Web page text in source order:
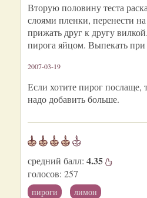
Вторую половину теста
слоями пленки, перенести
прижать друг к другу
пирога яйцом. Выпекать
2007-03-19
Если хотите пирог послаще,
надо добавить больше.
средний балл: 4.35
голосов: 257
пироги
лимон